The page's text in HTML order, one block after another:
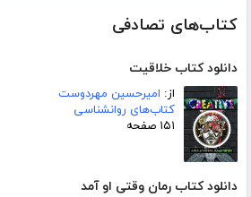
کتاب‌های تصادفی
دانلود کتاب خلاقیت
از: امیرحسین مهردوست
کتاب‌های روانشناسی
۱۵۱ صفحه
دانلود کتاب رمان وقتی او آمد